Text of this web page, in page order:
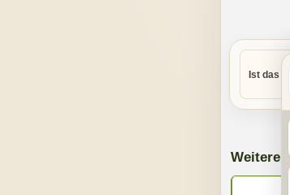
Ist das
Weitere